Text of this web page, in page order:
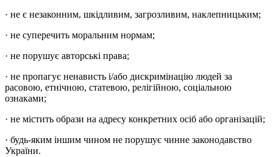
· не є незаконним, шкідливим, загрозливим, наклепницьким;
· не суперечить моральним нормам;
· не порушує авторські права;
· не пропагує ненависть і/або дискримінацію людей за
расовою, етнічною, статевою, релігійною, соціальною
ознаками;
· не містить образи на адресу конкретних осіб або організацій;
· будь-яким іншим чином не порушує чинне законодавство
України.